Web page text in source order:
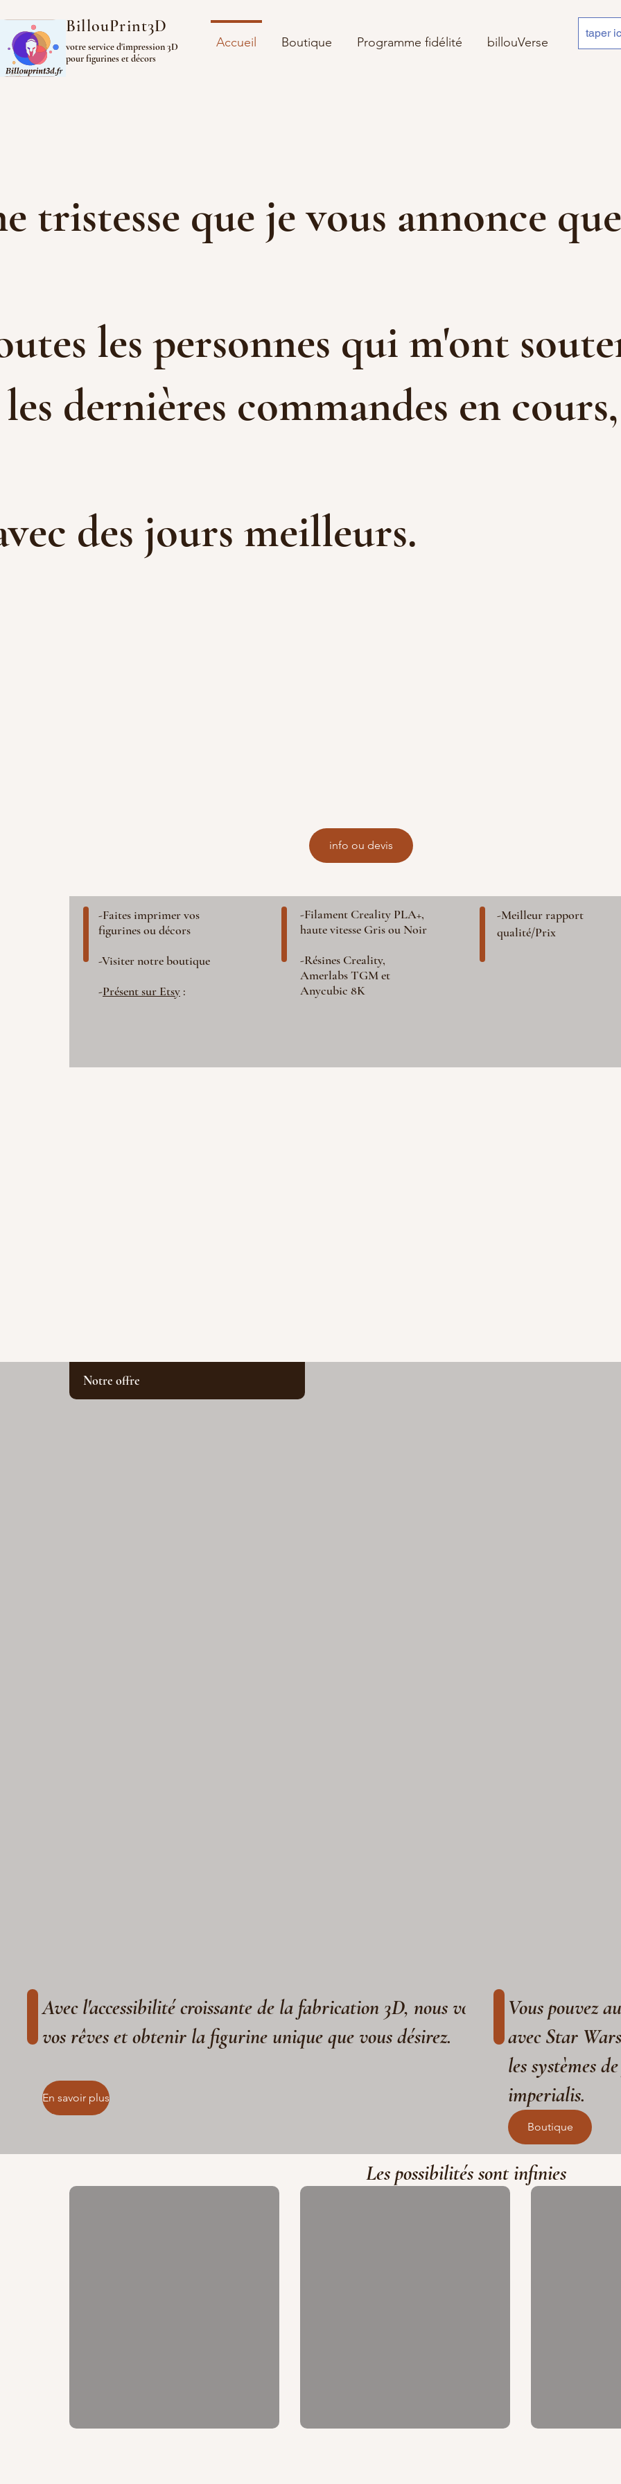
BillouPrint3D
votre service d'impression 3D
pour figurines et décors
Accueil Boutique Programme fidélité billouVerse
info ou devis
-Faites imprimer vos
figurines ou décors
-Visiter notre boutique
-Présent sur Etsy :
-Filament Creality PLA+,
haute vitesse Gris ou Noir
-Résines Creality,
Amerlabs TGM et
Anycubic 8K
-Meilleur rapport
qualité/Prix
Notre offre
Avec l'accessibilité croissante de la fabrication 3D, nous vous aidons à réaliser
vos rêves et obtenir la figurine unique que vous désirez.
En savoir plus
Vous pouvez
avec Star
les systèmes
imperialis.
Boutique
Les possibilités sont infinies
tristesse que je vous annonce
les personnes qui m'ont
dernières commandes en
des jours meilleurs.